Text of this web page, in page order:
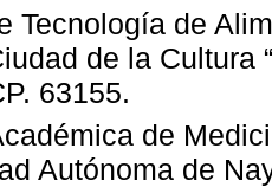
Tecnología de
de la Cultura
63155.
de
Autónoma de